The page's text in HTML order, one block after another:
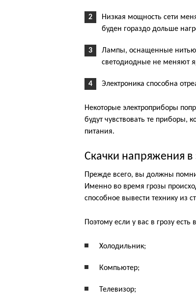
Низкая мощность сети
буден гораздо дольше
Лампы, оснащенные нитью
светодиодные не меняют
Электроника способна
Некоторые электроприборы
будут чувствовать те
питания.
Скачки напряжения в
Прежде всего, вы должны
Именно во время грозы
способное вывести технику из
Поэтому если у вас в грозу
Холодильник;
Компьютер;
Телевизор;